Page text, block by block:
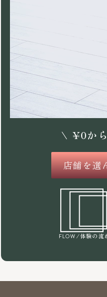
\ ¥0か
店舗を選
FLOW /体験の流